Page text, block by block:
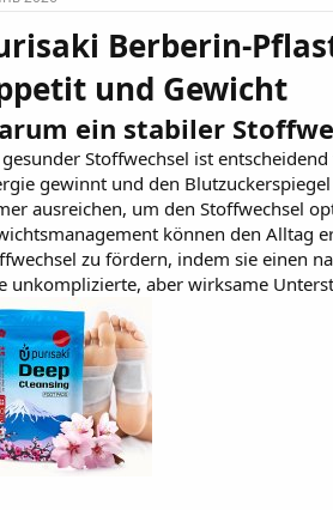
н
а
ч
а
л
а
Berberin-
und Gewicht
ein stabiler
gesunder Stoffwechsel ist
gewinnt und den
ausreichen, um den Stoffwechsel
können den Alltag
zu fördern, indem sie einen
unkomplizierte, aber wirksame